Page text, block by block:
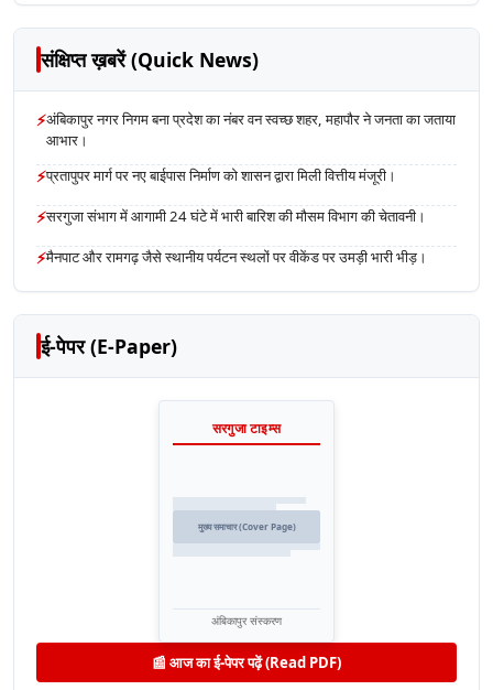
संक्षिप्त ख़बरें (Quick News)
⚡अंबिकापुर नगर निगम बना प्रदेश का नंबर वन स्वच्छ शहर, महापौर ने जनता का जताया
आभार।
⚡प्रतापुपर मार्ग पर नए बाईपास निर्माण को शासन द्वारा मिली वित्तीय मंजूरी।
⚡सरगुजा संभाग में आगामी 24 घंटे में भारी बारिश की मौसम विभाग की चेतावनी।
⚡मैनपाट और रामगढ़ जैसे स्थानीय पर्यटन स्थलों पर वीकेंड पर उमड़ी भारी भीड़।
ई-पेपर (E-Paper)
सरगुजा टाइम्स
मुख्य समाचार (Cover Page)
अंबिकापुर संस्करण
📰 आज का ई-पेपर पढ़ें (Read PDF)